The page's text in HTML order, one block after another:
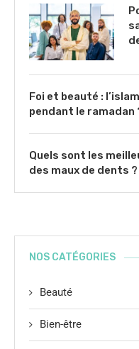
Foi et beauté :
pendant le ramadan
Quels sont les
des maux de dents ?
NOS CATÉGORIES
Beauté
Bien-être